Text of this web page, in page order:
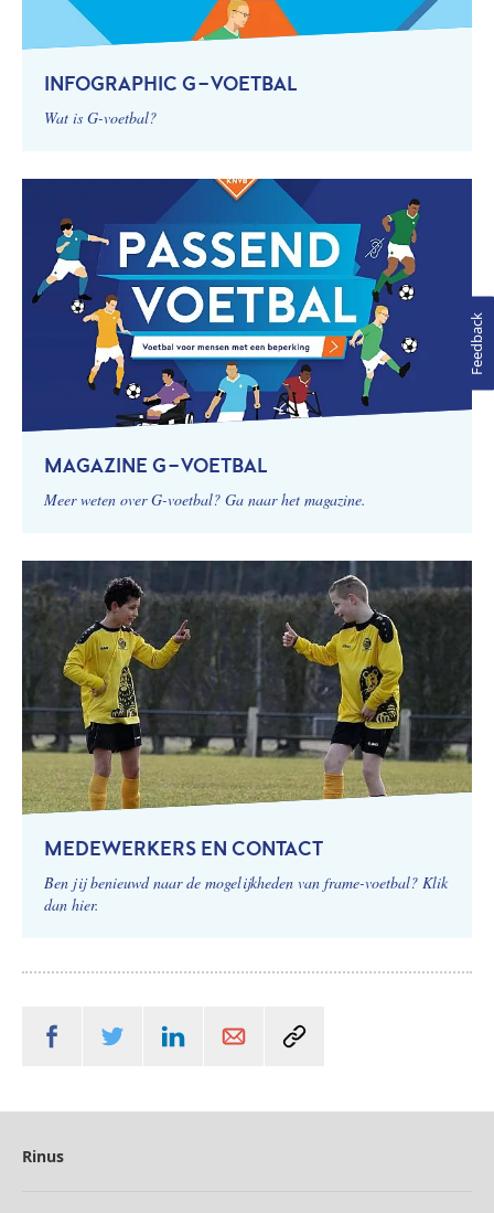
INFOGRAPHIC G-VOETBAL
Wat is G-voetbal?
MAGAZINE G-VOETBAL
Meer weten over G-voetbal? Ga naar het magazine.
MEDEWERKERS EN CONTACT
Ben jij benieuwd naar de mogelijkheden van frame-voetbal? Klik
dan hier.
Rinus
Feedback